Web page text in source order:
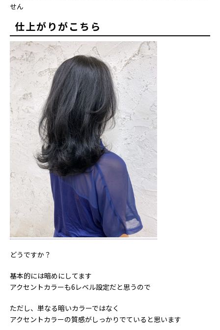
せん
仕上がりがこちら
どうですか？
基本的には暗めにしてます
アクセントカラーも6レベル設定だと思うので
ただし、単なる暗いカラーではなく
アクセントカラーの質感がしっかりでていると思います